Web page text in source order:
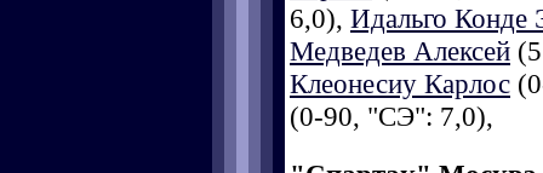
6,0), Идальго
Медведев Алексей
Клеонесиу Карлос
(0-90, "СЭ": 7,0),